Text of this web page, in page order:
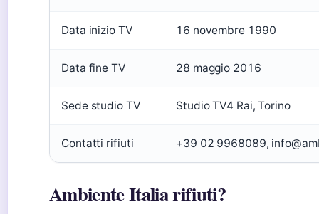
Data inizio TV 16 novembre 1990
Data fine TV 28 maggio 2016
Sede studio TV Studio TV4 Rai, Torino
Contatti rifiuti +39 02 9968089,
Ambiente Italia rifiuti?